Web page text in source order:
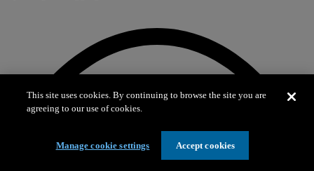
This site uses cookies. By continuing to browse the site you are
agreeing to our use of cookies.
Manage cookie settings Accept cookies